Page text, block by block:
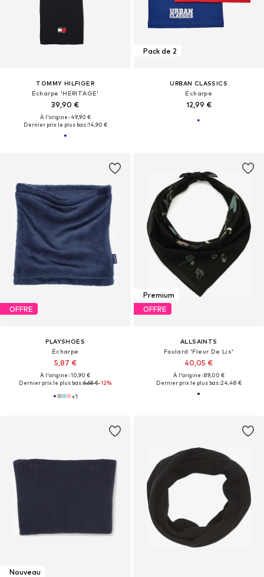
TOMMY HILFIGER
Écharpe 'HERITAGE'
39,90 €
À l'origine : 49,90 €
Dernier prix le plus bas :14,90 €
Pack de 2
URBAN CLASSICS
Écharpe
12,99 €
OFFRE
PLAYSHOES
Écharpe
5,87 €
À l'origine : 10,90 €
Dernier prix le plus bas :6,68 €-12%
+1
Premium
OFFRE
ALLSAINTS
Foulard 'Fleur De Lis'
40,05 €
À l'origine : 89,00 €
Dernier prix le plus bas :24,48 €
Nouveau